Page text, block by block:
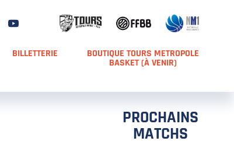
BILLETTERIE BOUTIQUE TOURS METROPOLE
BASKET (À VENIR)
PROCHAINS
MATCHS